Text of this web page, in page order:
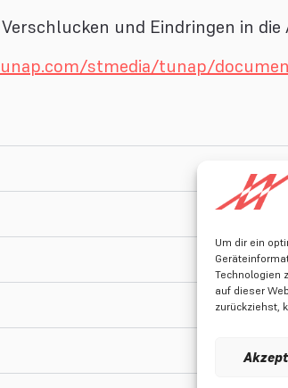
Um dir ein
Technologien
auf dieser
zurückziehst,
und Eindringen in
stmedia/tunap/